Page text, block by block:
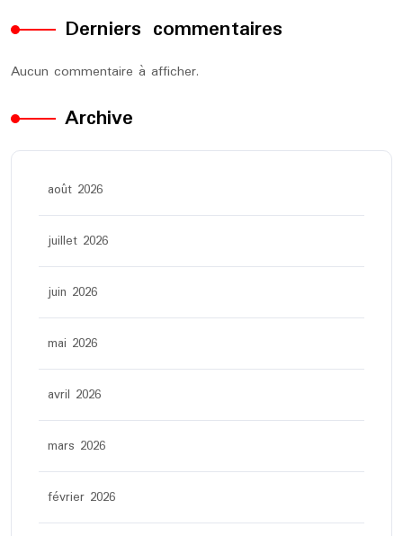
Derniers commentaires
Aucun commentaire à afficher.
Archive
août 2026
juillet 2026
juin 2026
mai 2026
avril 2026
mars 2026
février 2026